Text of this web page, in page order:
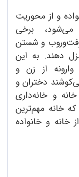
و از محوریت
می‌شود، برخی
و شستن
دهند. به این
از زن و
دختران و
و خانه‌داری
خانه مهم‌ترین
و خانواده